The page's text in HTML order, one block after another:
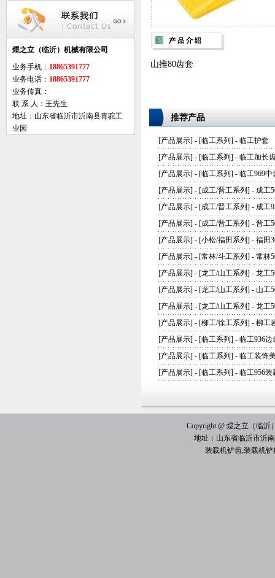
煜之立（临沂）机械有限公司
业务手机： 18865391777
业务电话： 18865391777
业务传真：
联 系 人：王先生
地址：山东省临沂市沂南县青驼工
业园
山推80齿套
推荐产品
[产品展示] - [临工系列 ] - 临工护套
[产品展示] - [临工系列 ] - 临工加长
[产品展示] - [临工系列 ] - 临工969中
[产品展示] - [成工/晋工系列 ] - 成工
[产品展示] - [成工/晋工系列 ] - 成工
[产品展示] - [成工/晋工系列 ] - 晋工
[产品展示] - [小松/福田系列 ] - 福田
[产品展示] - [常林/斗工系列 ] - 常林
[产品展示] - [龙工/山工系列 ] - 龙工
[产品展示] - [龙工/山工系列 ] - 山工
[产品展示] - [龙工/山工系列 ] - 龙工
[产品展示] - [柳工/徐工系列 ] - 柳工
[产品展示] - [临工系列 ] - 临工936边
[产品展示] - [临工系列 ] - 临工装饰
[产品展示] - [临工系列 ] - 临工956
Copyright @ 煜之立（临沂
地址：山东省临沂市沂
装载机铲齿,装载机铲